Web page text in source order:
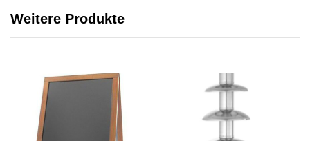
Weitere Produkte